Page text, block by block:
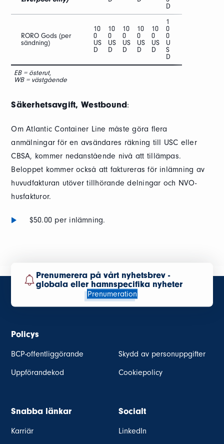
D
RORO Gods (per
sändning)
10
0
US
D
10
0
US
D
10
0
US
D
10
0
US
D
10
0
US
D
1
0
0
U
S
D
EB = österut,
WB = västgående
Säkerhetsavgift, Westbound:
Om Atlantic Container Line måste göra flera
anmälningar för en avsändares räkning till USC eller
CBSA, kommer nedanstående nivå att tillämpas.
Beloppet kommer också att faktureras för inlämning av
huvudfakturan utöver tillhörande delningar och NVO-
husfakturor.
$50.00 per inlämning.
Prenumerera på vårt nyhetsbrev -
globala eller hamnspecifika nyheter
Prenumeration
Snabba länkar
Karriär
Policys
BCP-offentliggörande
Uppförandekod
Skydd av personuppgifter
Cookiepolicy
Socialt
LinkedIn